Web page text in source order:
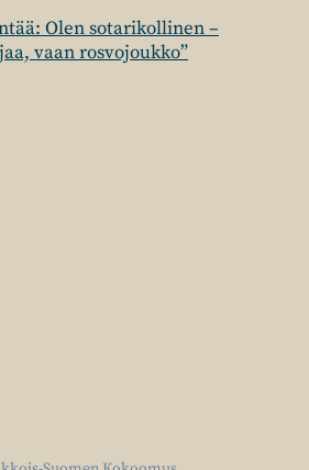
Olen sotarikollinen –
vaan rosvojoukko”